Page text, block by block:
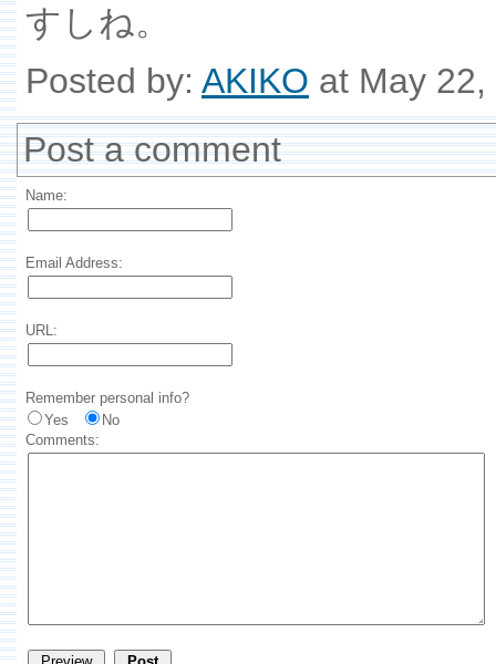
すしね。
Posted by: AKIKO at May
Post a comment
Name:
Email Address:
URL:
Remember personal info?
Yes
No
Comments: